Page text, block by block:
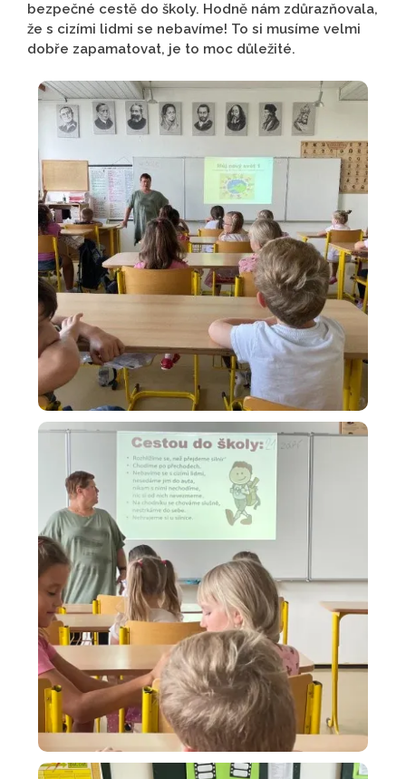
bezpečné cestě do školy. Hodně nám zdůrazňovala,
že s cizími lidmi se nebavíme! To si musíme velmi
dobře zapamatovat, je to moc důležité.